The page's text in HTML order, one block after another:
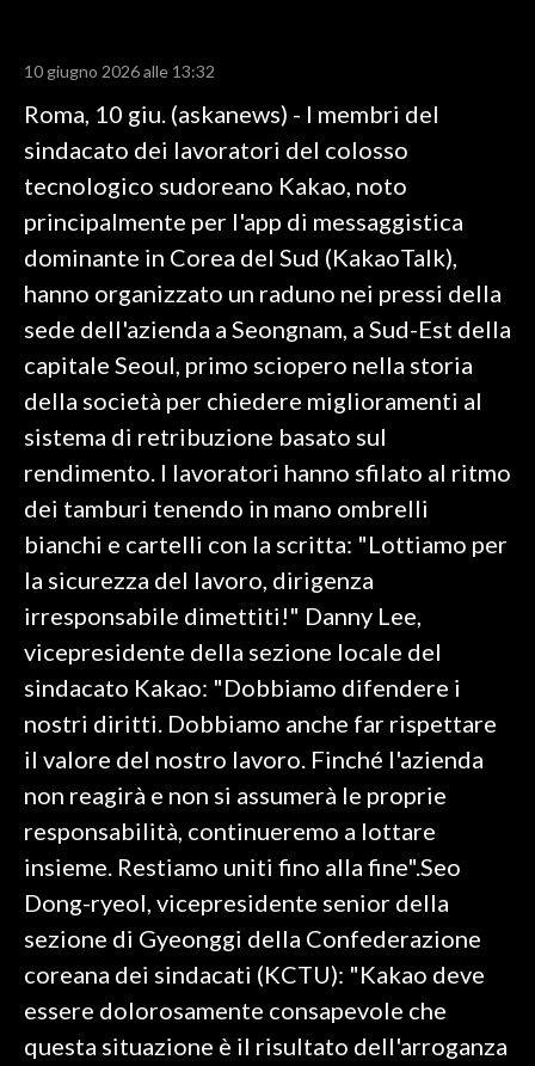
RISULTATI E CLASSIFICHE
CALCIO
CALCIO REGIONALE
BASKET
VOLLEY
MOTORI
TENNIS
ALTRI SPORT
SPETTACOLI
GOSSIP
SALUTE
SARDEGNA TURISMO
#CARAUNIONE
3 MINUTI CON
INSULARITÀ
INFO AZIENDE
ABBONATI
ANNUNCI
10 giugno 2026 alle 13:32
Roma, 10 giu. (askanews) - I membri del
sindacato dei lavoratori del colosso
tecnologico sudoreano Kakao, noto
principalmente per l'app di messaggistica
dominante in Corea del Sud (KakaoTalk),
hanno organizzato un raduno nei pressi della
sede dell'azienda a Seongnam, a Sud-Est della
capitale Seoul, primo sciopero nella storia
della società per chiedere miglioramenti al
sistema di retribuzione basato sul
rendimento. I lavoratori hanno sfilato al ritmo
dei tamburi tenendo in mano ombrelli
bianchi e cartelli con la scritta: "Lottiamo per
la sicurezza del lavoro, dirigenza
irresponsabile dimettiti!" Danny Lee,
vicepresidente della sezione locale del
sindacato Kakao: "Dobbiamo difendere i
nostri diritti. Dobbiamo anche far rispettare
il valore del nostro lavoro. Finché l'azienda
non reagirà e non si assumerà le proprie
responsabilità, continueremo a lottare
insieme. Restiamo uniti fino alla fine".Seo
Dong-ryeol, vicepresidente senior della
sezione di Gyeonggi della Confederazione
coreana dei sindacati (KCTU): "Kakao deve
essere dolorosamente consapevole che
questa situazione è il risultato dell'arroganza